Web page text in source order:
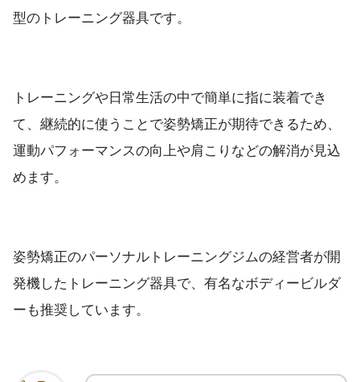
型のトレーニング器具です。
トレーニングや日常生活の中で簡単に指に装着でき
て、継続的に使うことで姿勢矯正が期待できるため、
運動パフォーマンスの向上や肩こりなどの解消が見込
めます。
姿勢矯正のパーソナルトレーニングジムの経営者が開
発機したトレーニング器具で、有名なボディービルダ
ーも推奨しています。